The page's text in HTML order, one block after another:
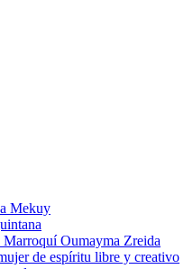
Mekuy
Oumayma Zreida
de espíritu libre y creativo